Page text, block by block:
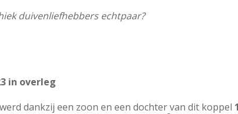
duivenliefhebbers echtpaar?
in overleg
dankzij een zoon en een dochter van dit koppel 1